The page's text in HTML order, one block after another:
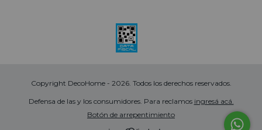
Copyright DecoHome - 2026. Todos los derechos reservados.
Defensa de las y los consumidores. Para reclamos ingresá acá.
Botón de arrepentimiento